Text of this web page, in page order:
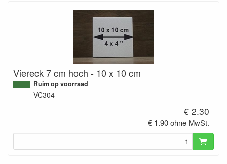
Viereck 7 cm hoch - 10 x 10 cm
Ruim op voorraad
VC304
€ 2.30
€ 1.90 ohne MwSt.